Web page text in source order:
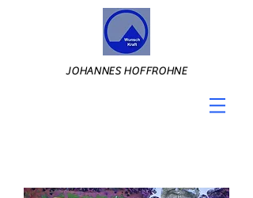
JOHANNES HOFFROHNE